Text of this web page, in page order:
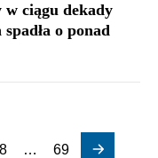
w ciągu dekady
o ponad
8 … 69